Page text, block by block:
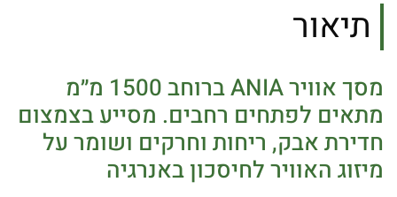
תיאור
מסך אוויר ANIA ברוחב 1500 מ״מ
מתאים לפתחים רחבים. מסייע בצמצום
חדירת אבק, ריחות וחרקים ושומר על
מיזוג האוויר לחיסכון באנרגיה